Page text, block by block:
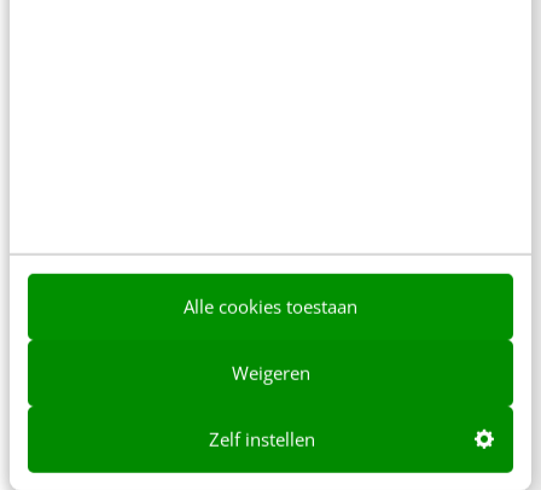
Alle cookies toestaan
Weigeren
Zelf instellen
Jet. Van het nieuwe besturingsmodel tot aan
de nieuwe misse van Thebe: alles wordt
aanvragen? Je ziet Jet op het strand. Werken
op locatie? Jet heeft een tablet. Hardlopen
samen met collega’s? Jet staat op de rug van